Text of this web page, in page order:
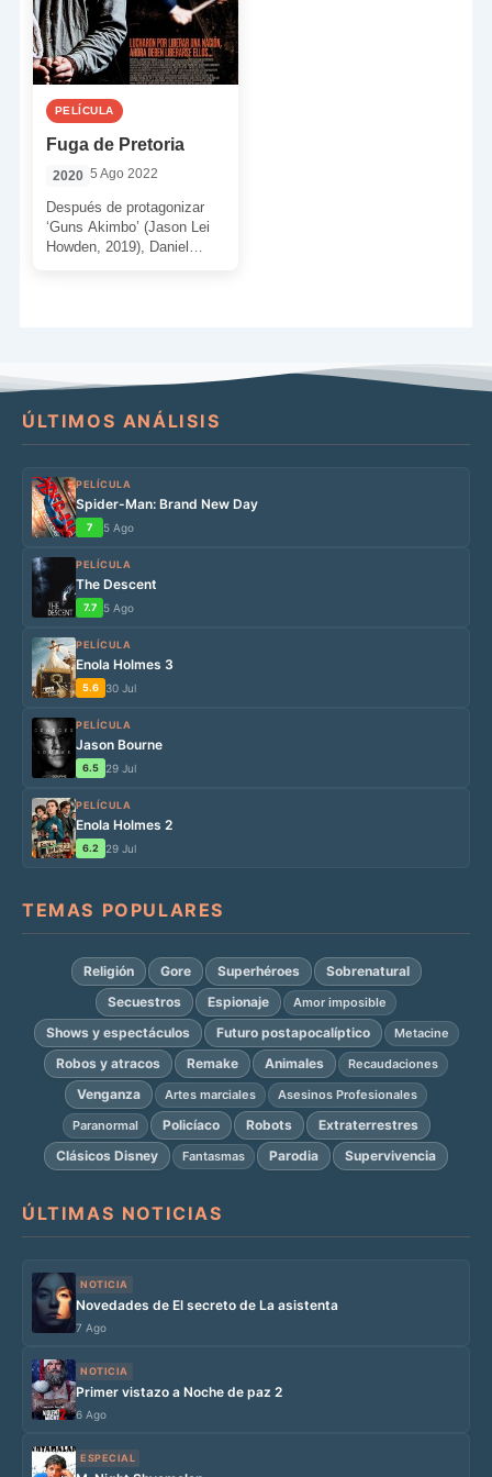
PELÍCULA
Fuga de Pretoria
2020 5 Ago 2022
Después de protagonizar
‘Guns Akimbo’ (Jason Lei
Howden, 2019), Daniel
ÚLTIMOS ANÁLISIS
PELÍCULA
Spider-Man: Brand New Day
7 5 Ago
PELÍCULA
The Descent
7.7 5 Ago
PELÍCULA
Enola Holmes 3
5.6 30 Jul
PELÍCULA
Jason Bourne
6.5 29 Jul
PELÍCULA
Enola Holmes 2
6.2 29 Jul
TEMAS POPULARES
Religión Gore Superhéroes
Sobrenatural
Secuestros
Espionaje Amor imposible
Shows y espectáculos Futuro postapocalíptico Metacine
Robos y atracos Remake Animales Recaudaciones
Venganza Artes marciales
Asesinos Profesionales
Paranormal
Policíaco Robots
Extraterrestres
Clásicos Disney
Fantasmas Parodia Supervivencia
ÚLTIMAS NOTICIAS
NOTICIA
Novedades de El secreto de La asistenta
7 Ago
NOTICIA
Primer vistazo a Noche de paz 2
6 Ago
ESPECIAL